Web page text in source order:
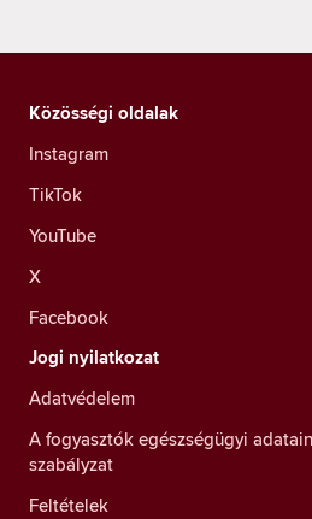
Közösségi oldalak
Instagram
TikTok
YouTube
X
Facebook
Jogi nyilatkozat
Adatvédelem
A fogyasztók egészségügyi
szabályzat
Feltételek